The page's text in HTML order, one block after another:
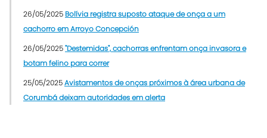
26/05/2025 Bolívia registra suposto ataque de onça a um
cachorro em Arroyo Concepción
26/05/2025"Destemidas", cachorras enfrentam onça invasora e
botam felino para correr
25/05/2025Avistamentos de onças próximos à área urbana de
Corumbá deixam autoridades em alerta